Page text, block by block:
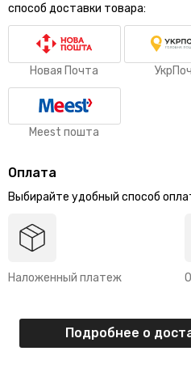
способ доставки товара:
Новая Почта
Meest пошта
Оплата
Выбирайте удобный способ
Наложенный платеж
Подробнее о